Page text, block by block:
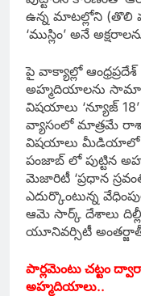
ఉన్న మాటల్లోని (తొలి
‘ముస్లిం’ అనే
పై వాక్యాల్లో
అహ్మదియాలను
విషయాలు ‘న్యూజ్‌
వ్యాసంలో మాత్రమే
విషయాలు మీడియాలో
పంజాబ్‌ లో పుట్టిన
మెజారిటీ ‘ప్రధాన
ఎదుర్కొంటున్న
ఆమె సార్క్‌ దేశాలు
యూనివర్సిటీ
పార్లమెంటు చట్టం
అహ్మదియాలు..